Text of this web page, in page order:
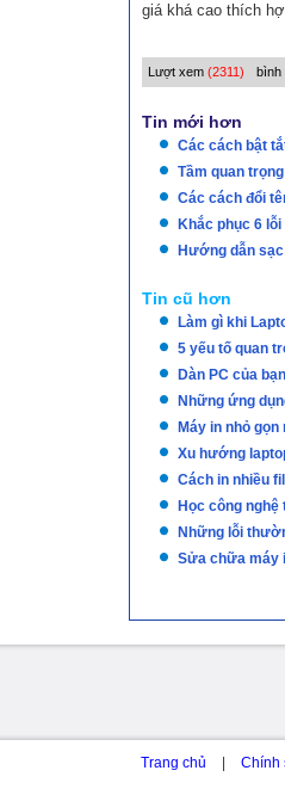
giá khá cao thích
Lượt xem (2311) bình
Tin mới hơn
Các cách bật
Tầm quan
Các cách đổi
Khắc phục 6 lỗi
Hướng dẫn
Tin cũ hơn
Làm gì khi
5 yếu tố quan
Dàn PC của
Những ứng
Máy in nhỏ
Xu hướng
Cách in nhiều
Học công nghệ
Những lỗi
Sửa chữa máy
Trang chủ Chính